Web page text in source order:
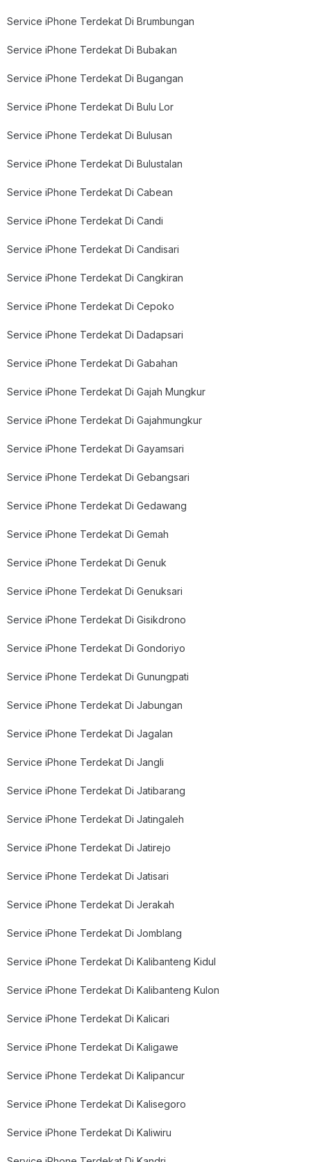
Service iPhone Terdekat Di Brumbungan
Service iPhone Terdekat Di Bubakan
Service iPhone Terdekat Di Bugangan
Service iPhone Terdekat Di Bulu Lor
Service iPhone Terdekat Di Bulusan
Service iPhone Terdekat Di Bulustalan
Service iPhone Terdekat Di Cabean
Service iPhone Terdekat Di Candi
Service iPhone Terdekat Di Candisari
Service iPhone Terdekat Di Cangkiran
Service iPhone Terdekat Di Cepoko
Service iPhone Terdekat Di Dadapsari
Service iPhone Terdekat Di Gabahan
Service iPhone Terdekat Di Gajah Mungkur
Service iPhone Terdekat Di Gajahmungkur
Service iPhone Terdekat Di Gayamsari
Service iPhone Terdekat Di Gebangsari
Service iPhone Terdekat Di Gedawang
Service iPhone Terdekat Di Gemah
Service iPhone Terdekat Di Genuk
Service iPhone Terdekat Di Genuksari
Service iPhone Terdekat Di Gisikdrono
Service iPhone Terdekat Di Gondoriyo
Service iPhone Terdekat Di Gunungpati
Service iPhone Terdekat Di Jabungan
Service iPhone Terdekat Di Jagalan
Service iPhone Terdekat Di Jangli
Service iPhone Terdekat Di Jatibarang
Service iPhone Terdekat Di Jatingaleh
Service iPhone Terdekat Di Jatirejo
Service iPhone Terdekat Di Jatisari
Service iPhone Terdekat Di Jerakah
Service iPhone Terdekat Di Jomblang
Service iPhone Terdekat Di Kalibanteng Kidul
Service iPhone Terdekat Di Kalibanteng Kulon
Service iPhone Terdekat Di Kalicari
Service iPhone Terdekat Di Kaligawe
Service iPhone Terdekat Di Kalipancur
Service iPhone Terdekat Di Kalisegoro
Service iPhone Terdekat Di Kaliwiru